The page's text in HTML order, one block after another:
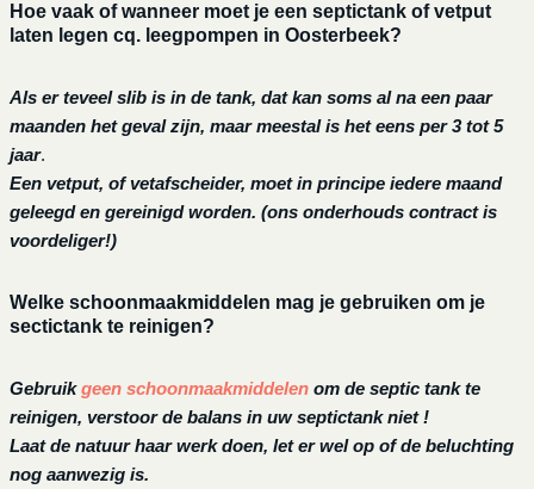
Hoe vaak of wanneer moet je een septictank of vetput
laten legen cq. leegpompen in Oosterbeek?
Als er teveel slib is in de tank, dat kan soms al na een paar
maanden het geval zijn, maar meestal is het eens per 3 tot 5
jaar.
Een vetput, of vetafscheider, moet in principe iedere maand
geleegd en gereinigd worden. (ons onderhouds contract is
voordeliger!)
Welke schoonmaakmiddelen mag je gebruiken om je
sectictank te reinigen?
Gebruikgeen schoonmaakmiddelen om de septic tank te
reinigen, verstoor de balans in uw septictank niet !
Laat de natuur haar werk doen, let er wel op of de beluchting
nog aanwezig is.